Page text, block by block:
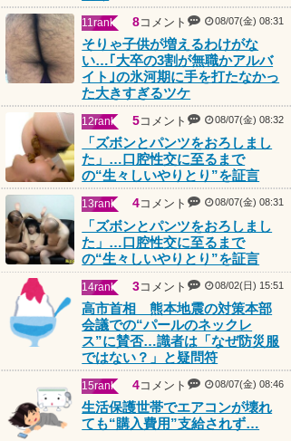
11rank 8 コメント
そりゃ子供が増えるわけがな
い…｢大卒の3割が無職かアルバ
イト｣の氷河期に手を打たなかっ
た大きすぎるツケ
08/07(金) 08:31
12rank 5 コメント
「ズボンとパンツをおろしまし
た」…口腔性交に至るまで
の“生々しいやりとり”を証言
08/07(金) 08:32
13rank 4 コメント
「ズボンとパンツをおろしまし
た」…口腔性交に至るまで
の“生々しいやりとり”を証言
08/07(金) 08:31
14rank 3 コメント
高市首相 熊本地震の対策本部
会議での“パールのネックレ
ス”に賛否…識者は「なぜ防災服
ではない？」と疑問符
08/02(日) 15:51
15rank 4 コメント
生活保護世帯でエアコンが壊れ
ても“購入費用”支給されず…
08/07(金) 08:46